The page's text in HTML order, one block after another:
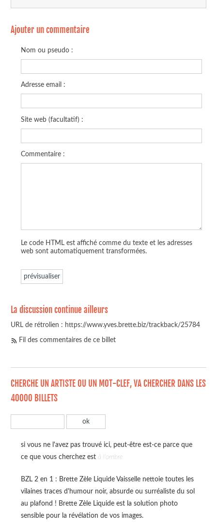
Ajouter un commentaire
Nom ou pseudo :
Adresse email :
Site web (facultatif) :
Commentaire :
Le code HTML est affiché comme du texte et les adresses
web sont automatiquement transformées.
La discussion continue ailleurs
URL de rétrolien : https://www.yves.brette.biz/trackback/25784
Fil des commentaires de ce billet
CHERCHE UN ARTISTE OU UN MOT-CLEF, VA CHERCHER DANS LES
40000 BILLETS
si vous ne l'avez pas trouvé ici, peut-être est-ce parce que
ce que vous cherchez est à l'ombre
BZL 2 en 1 : Brette Zèle Liquide Vaisselle nettoie toutes les
vilaines traces d'humour noir, absurde ou surréaliste du sol
au plafond ! Brette Zèle Liquide est la solution photo
sensible pour la révélation de vos images.